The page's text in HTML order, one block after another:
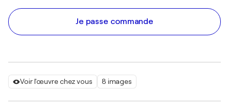
Voir l'œuvre chez vous 8 images
Je passe commande